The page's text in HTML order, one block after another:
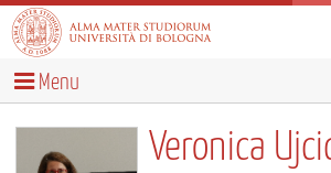
Menu
Veronica